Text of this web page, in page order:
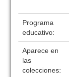
Programa
educativo:
Aparece en
las
colecciones: